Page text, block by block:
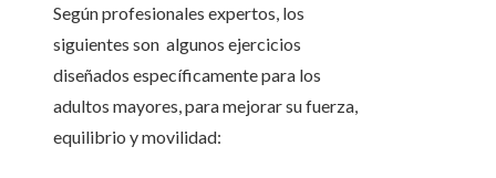
Según profesionales expertos, los
siguientes son algunos ejercicios
diseñados específicamente para los
adultos mayores, para mejorar su fuerza,
equilibrio y movilidad: